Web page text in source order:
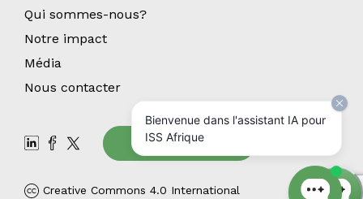
Qui sommes-nous?
Notre impact
Média
Nous contacter
Abonnez-vous
Creative Commons 4.0 International
Bienvenue dans l'assistant IA pour
ISS Afrique